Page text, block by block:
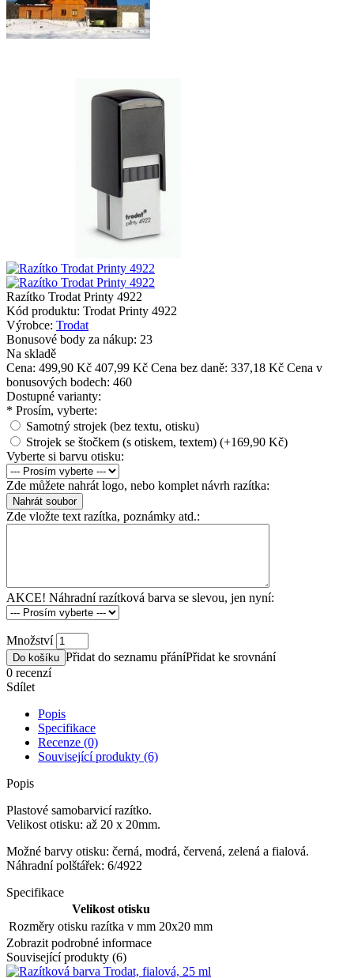
Razítko Trodat Printy 4922
Kód produktu: Trodat Printy 4922
Výrobce: Trodat
Bonusové body za nákup: 23
Na skladě
Cena: 499,90 Kč 407,99 Kč Cena bez daně: 337,18 Kč Cena v
bonusových bodech: 460
Dostupné varianty:
* Prosím, vyberte:
Samotný strojek (bez textu, otisku)
Strojek se štočkem (s otiskem, textem) (+169,90 Kč)
Vyberte si barvu otisku:
Zde můžete nahrát logo, nebo komplet návrh razítka:
Zde vložte text razítka, poznámky atd.:
AKCE! Náhradní razítková barva se slevou, jen nyní:
Množství
Do košíku Přidat do seznamu přáníPřidat ke srovnání
0 recenzí
Sdílet
Popis
Specifikace
Recenze (0)
Související produkty (6)
Popis
Plastové samobarvicí razítko.
Velikost otisku: až 20 x 20mm.
Možné barvy otisku: černá, modrá, červená, zelená a fialová.
Náhradní polštářek: 6/4922
Specifikace
Velikost otisku
Rozměry otisku razítka v mm 20x20 mm
Zobrazit podrobné informace
Související produkty (6)